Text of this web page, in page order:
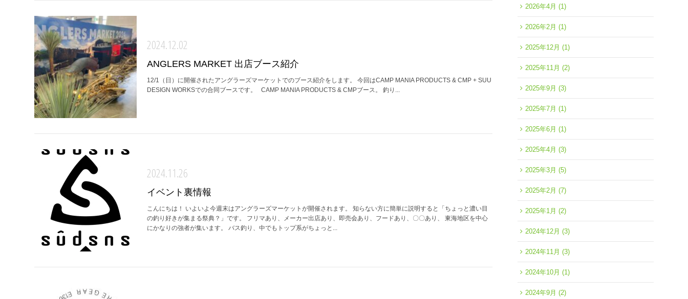
2024.12.02
ANGLERS MARKET 出店ブース紹介
12/1（日）に開催されたアングラーズマーケットでのブース紹介をします。 今回はCAMP MANIA PRODUCTS & CMP + SUU
DESIGN WORKSでの合同ブースです。 CAMP MANIA PRODUCTS & CMPブース。 釣り...
2024.11.26
イベント裏情報
こんにちは！ いよいよ今週末はアングラーズマーケットが開催されます。 知らない方に簡単に説明すると「ちょっと濃い目
の釣り好きが集まる祭典？」です。 フリマあり、メーカー出店あり、即売会あり、フードあり、〇〇あり、 東海地区を中心
にかなりの強者が集います。 バス釣り、中でもトップ系がちょっと...
2026年4月 (1)
2026年2月 (1)
2025年12月 (1)
2025年11月 (2)
2025年9月 (3)
2025年7月 (1)
2025年6月 (1)
2025年4月 (3)
2025年3月 (5)
2025年2月 (7)
2025年1月 (2)
2024年12月 (3)
2024年11月 (3)
2024年10月 (1)
2024年9月 (2)